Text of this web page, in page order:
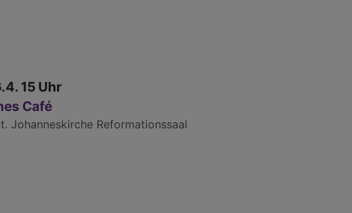
15 Uhr
Café
Johanneskirche Reformationssaal